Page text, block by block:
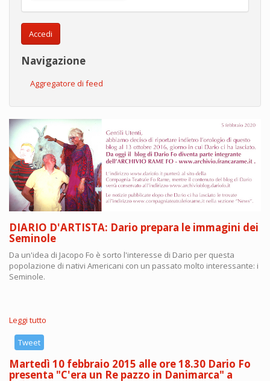
Accedi
Navigazione
Aggregatore di feed
DIARIO D'ARTISTA: Dario prepara le immagini dei
Seminole
Da un'idea di Jacopo Fo è sorto l'interesse di Dario per questa
popolazione di nativi Americani con un passato molto interessante: i
Seminole.
Leggi tutto
prepara
le
Tweet
Martedì 10 febbraio 2015 alle ore 18.30 Dario Fo
presenta "C'era un Re pazzo in Danimarca" a